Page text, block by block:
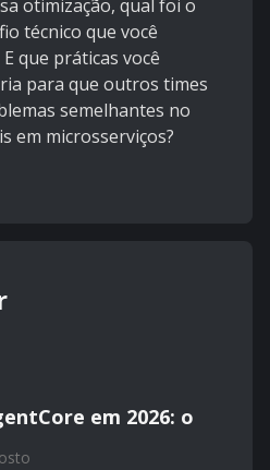
otimização, qual foi o
técnico que você
que práticas você
para que outros times
semelhantes no
em microsserviços?
em 2026: o